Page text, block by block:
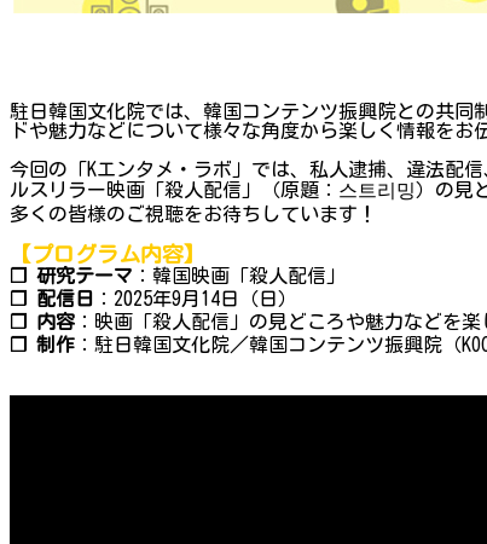
駐日韓国文化院では、韓国コンテンツ振興院との共同
ドや魅力などについて様々な角度から楽しく情報をお
今回の「Kエンタメ・ラボ」では、私人逮捕、違法配
ルスリラー映画「殺人配信」（原題：스트리밍）の見
多くの皆様のご視聴をお待ちしています！
【プログラム内容】
❐ 研究テーマ ：韓国映画「殺人配信」
❐ 配信日
：2025年9月14日（日）
❐ 内容 ：映画「殺人配信」の見どころや魅力などを楽
❐ 制作 ：駐日韓国文化院／韓国コンテンツ振興院（